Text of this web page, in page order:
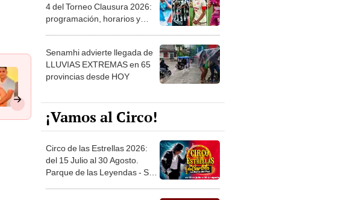
4 del Torneo Clausura 2026:
programación, horarios y
Senamhi advierte llegada de
LLUVIAS EXTREMAS en 65
provincias desde HOY
¡Vamos al Circo!
Circo de las Estrellas 2026:
del 15 Julio al 30 Agosto.
Parque de las Leyendas - San